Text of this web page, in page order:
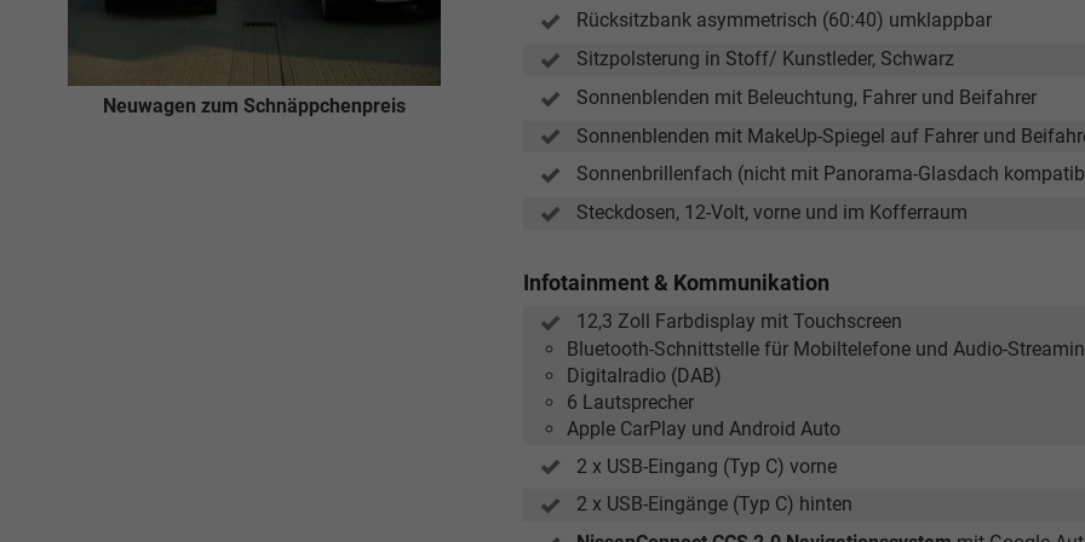
Rücksitzbank asymmetrisch (60:40) umklappbar
Sitzpolsterung in Stoff/ Kunstleder, Schwarz
Sonnenblenden mit Beleuchtung, Fahrer und Beifahrer
Sonnenblenden mit MakeUp-Spiegel auf Fahrer und
Sonnenbrillenfach (nicht mit Panorama-Glasdach
Steckdosen, 12-Volt, vorne und im Kofferraum
Infotainment & Kommunikation
12,3 Zoll Farbdisplay mit Touchscreen
Bluetooth-Schnittstelle für Mobiltelefone und Audio-
Digitalradio (DAB)
6 Lautsprecher
Apple CarPlay und Android Auto
2 x USB-Eingang (Typ C) vorne
2 x USB-Eingänge (Typ C) hinten
Neuwagen zum Schnäppchenpreis